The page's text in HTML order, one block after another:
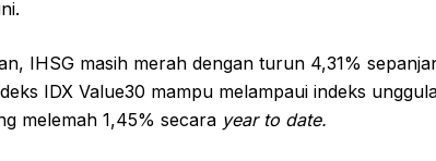
IHSG masih merah dengan turun 4,31%
IDX Value30 mampu melampaui indeks
melemah 1,45% secara year to date.